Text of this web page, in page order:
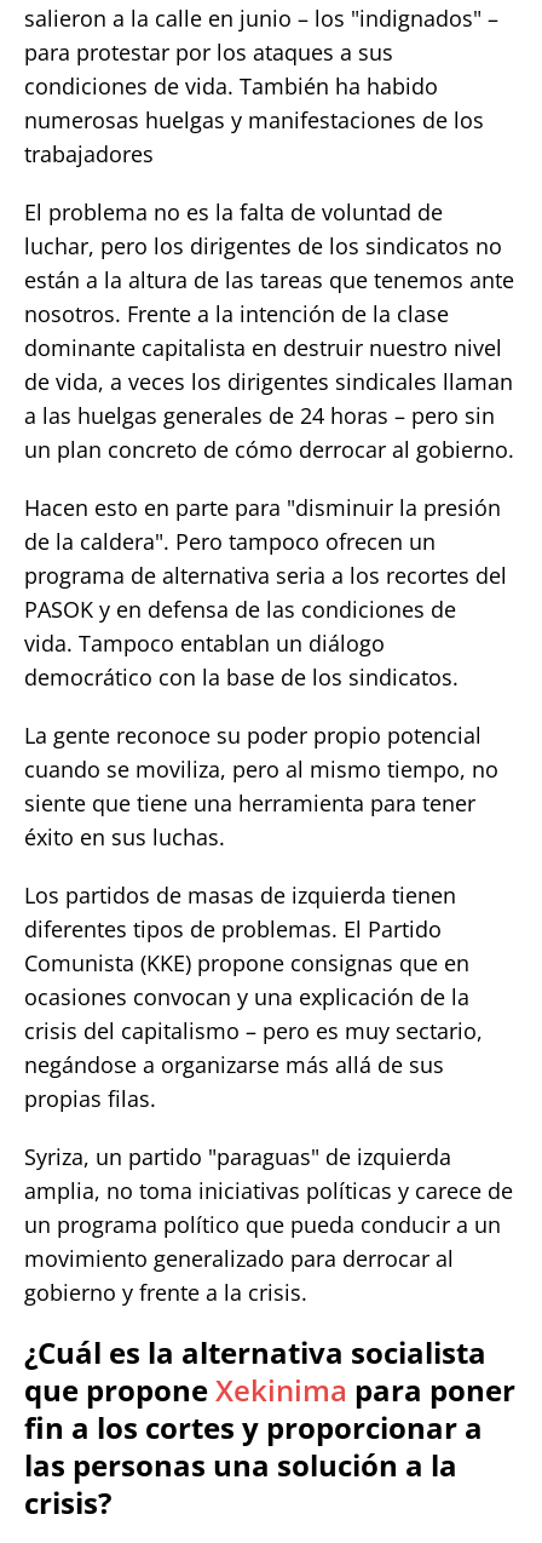
salieron a la calle en junio – los "indignados" –
para protestar por los ataques a sus
condiciones de vida. También ha habido
numerosas huelgas y manifestaciones de los
trabajadores
El problema no es la falta de voluntad de
luchar, pero los dirigentes de los sindicatos no
están a la altura de las tareas que tenemos ante
nosotros. Frente a la intención de la clase
dominante capitalista en destruir nuestro nivel
de vida, a veces los dirigentes sindicales llaman
a las huelgas generales de 24 horas – pero sin
un plan concreto de cómo derrocar al gobierno.
Hacen esto en parte para "disminuir la presión
de la caldera". Pero tampoco ofrecen un
programa de alternativa seria a los recortes del
PASOK y en defensa de las condiciones de
vida. Tampoco entablan un diálogo
democrático con la base de los sindicatos.
La gente reconoce su poder propio potencial
cuando se moviliza, pero al mismo tiempo, no
siente que tiene una herramienta para tener
éxito en sus luchas.
Los partidos de masas de izquierda tienen
diferentes tipos de problemas. El Partido
Comunista (KKE) propone consignas que en
ocasiones convocan y una explicación de la
crisis del capitalismo – pero es muy sectario,
negándose a organizarse más allá de sus
propias filas.
Syriza, un partido "paraguas" de izquierda
amplia, no toma iniciativas políticas y carece de
un programa político que pueda conducir a un
movimiento generalizado para derrocar al
gobierno y frente a la crisis.
¿Cuál es la alternativa socialista
que proponeXekinima para poner
fin a los cortes y proporcionar a
las personas una solución a la
crisis?